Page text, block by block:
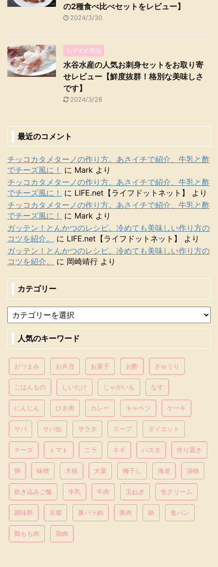
の2種食べ比べセットをレビュー】
2024/3/30
おすすめ商品
水谷水産の人気お刺身セットをお取り寄
せレビュー【鮮度抜群！格別な美味しさ
です】
2024/3/28
最近のコメント
チッコカタメターノの作り方。あさイチで紹介、牛乳と酢
でチーズ風に！
に Mark より
チッコカタメターノの作り方。あさイチで紹介、牛乳と酢
でチーズ風に！
に LIFE.net【ライフドットネット】
より
チッコカタメターノの作り方。あさイチで紹介、牛乳と酢
でチーズ風に！
に Mark より
ガッテン！とんかつのレシピ。冷めても美味しい作り方の
コツを紹介。
に LIFE.net【ライフドットネット】
より
ガッテン！とんかつのレシピ。冷めても美味しい作り方の
コツを紹介。
に 岡崎靖行 より
カテゴリー
人気のキーワード
おつまみ お弁当 お菓子 お酢 きゅうり
ごはんもの しいたけ じゃがいも なす
にんじん ひき肉 カレー キャベツ ケーキ
サバ サバ缶 サラダ スープ ダイエット
チーズ トマト ニラ ネギ パスタ 作り置き
卵 味噌 大根 大葉 梅干し 海老 漬物
炊き込みご飯 牛乳 牛肉 玉ねぎ 生クリーム
調味料 豆腐 豚バラ肉 豚肉 鍋 食パン
鶏もも肉 鶏肉